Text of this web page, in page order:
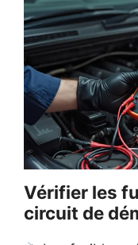
Vérifier les
circuit de